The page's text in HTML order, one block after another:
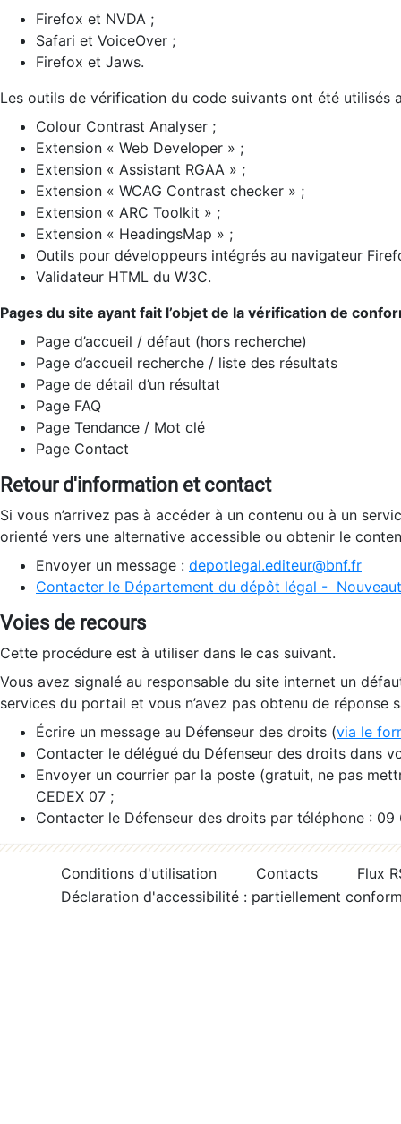
Firefox et NVDA ;
Safari et VoiceOver ;
Firefox et Jaws.
Les outils de vérification du code suivants ont été utilisés
Colour Contrast Analyser ;
Extension « Web Developer » ;
Extension « Assistant RGAA » ;
Extension « WCAG Contrast checker » ;
Extension « ARC Toolkit » ;
Extension « HeadingsMap » ;
Outils pour développeurs intégrés au navigateur
Validateur HTML du W3C.
Pages du site ayant fait l’objet de la vérification de
Page d’accueil / défaut (hors recherche)
Page d’accueil recherche / liste des résultats
Page de détail d’un résultat
Page FAQ
Page Tendance / Mot clé
Page Contact
Retour d'information et contact
Si vous n’arrivez pas à accéder à un contenu ou à un
orienté vers une alternative accessible ou obtenir le
Envoyer un message : depotlegal.editeur@bnf.fr
Contacter le Département du dépôt légal -
Voies de recours
Cette procédure est à utiliser dans le cas suivant.
Vous avez signalé au responsable du site internet un
services du portail et vous n’avez pas obtenu de réponse
Écrire un message au Défenseur des droits (via le
Contacter le délégué du Défenseur des droits dans
Envoyer un courrier par la poste (gratuit, ne pas
CEDEX 07 ;
Contacter le Défenseur des droits par téléphone :
Conditions d'utilisation Contacts
Flux
Déclaration d'accessibilité : partiellement